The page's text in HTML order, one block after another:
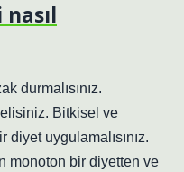
durmalısınız.
Bitkisel ve
uygulamalısınız.
monoton bir diyetten ve